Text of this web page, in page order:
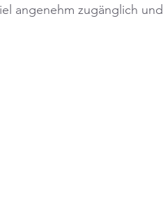
angenehm zugänglich und